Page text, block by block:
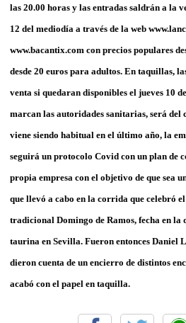
las 20.00 horas y las entradas saldrán a la
12 del mediodía a través de la web
www.bacantix.com con precios populares
desde 20 euros para adultos. En taquillas,
venta si quedaran disponibles el jueves 10
marcan las autoridades sanitarias, será del
viene siendo habitual en el último año, la
seguirá un protocolo Covid con un plan de
propia empresa con el objetivo de que sea
que llevó a cabo en la corrida que celebró
tradicional Domingo de Ramos, fecha en la
taurina en Sevilla. Fueron entonces Daniel
dieron cuenta de un encierro de distintos
acabó con el papel en taquilla.